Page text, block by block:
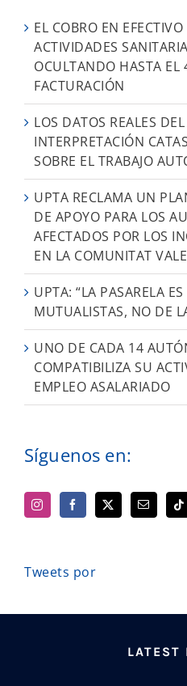
EL COBRO EN
ACTIVIDADES
OCULTANDO HASTA EL
FACTURACIÓN
LOS DATOS REALES
INTERPRETACIÓN
SOBRE EL TRABAJO
UPTA RECLAMA UN
DE APOYO PARA LOS
AFECTADOS POR LOS
EN LA COMUNITAT
UPTA: “LA PASARELA
MUTUALISTAS, NO DE
UNO DE CADA 14
COMPATIBILIZA SU
EMPLEO ASALARIADO
Síguenos en:
Tweets por
LATEST